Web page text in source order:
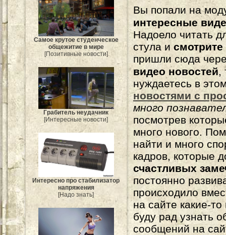
Самое крутое студенческое
общежитие в мире
[Позитивные новости]
Грабитель неудачник
[Интересные новости]
Интересно про стабилизатор
напряжения
[Надо знать]
Вы попали на
интересные
Надоело читать
стула и
пришли сюда
видео новостей,
нуждаетесь в
новостями с
много
посмотрев
много нового.
найти и много
кадров, которые
счастливых
постоянно
происходило
на сайте какие-
буду рад узнать
сообщений на